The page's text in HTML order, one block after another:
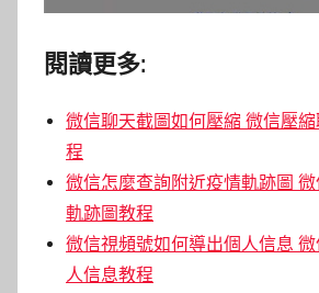
閱讀更多:
微信聊天截圖如何壓縮 微信壓
程
微信怎麼查詢附近疫情軌跡圖
軌跡圖教程
微信視頻號如何導出個人信息
人信息教程